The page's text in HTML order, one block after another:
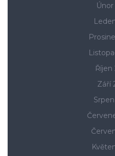
Únor
Říjen
Září